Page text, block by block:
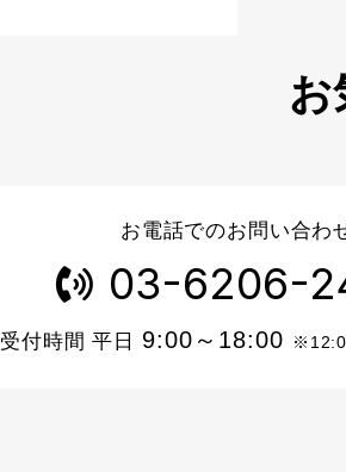
お
お電話でのお問い合わ
03-6206-
受付時間 平日 9:00～18:00